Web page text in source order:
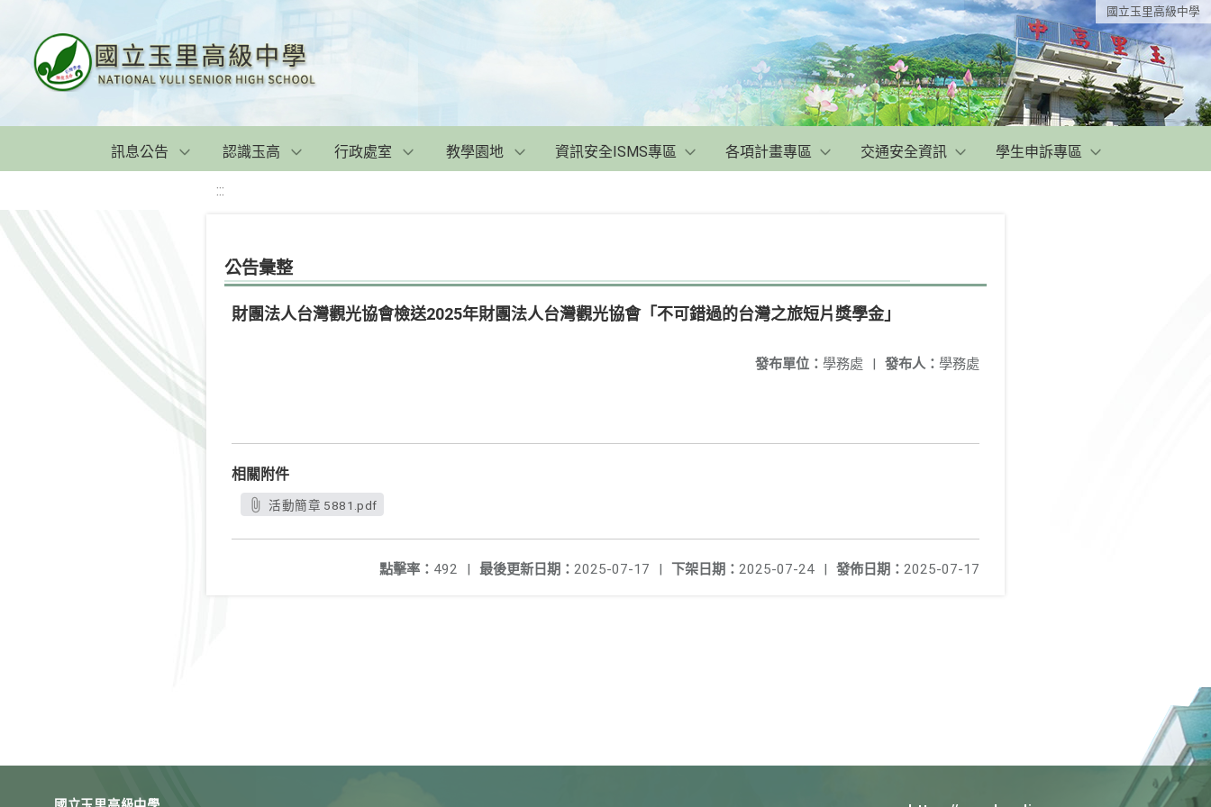
國立玉里高級中學
訊息公告 認識玉高 行政處室 教學園地 資訊安全ISMS專區 各項計畫專區 交通安全資訊 學生申訴專區
:::
公告彙整
財團法人台灣觀光協會檢送2025年財團法人台灣觀光協會「不可錯過的台灣之旅短片獎學金」
發布人： 學務處
發布單位： 學務處 |
相關附件
活動簡章 5881.pdf
發佈日期： 2025-07-17
下架日期： 2025-07-24 |
最後更新日期： 2025-07-17 |
點擊率： 492 |